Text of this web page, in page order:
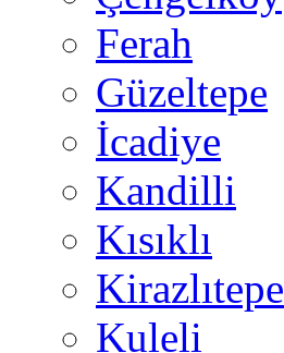
Ferah
Güzeltepe
İcadiye
Kandilli
Kısıklı
Kirazlıtepe
Kuleli